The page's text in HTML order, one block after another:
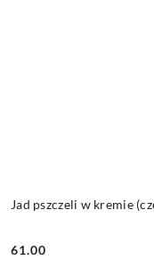
Jad pszczeli w kremie
Cena:
61.00